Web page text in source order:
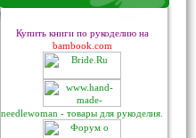
Купить книги по рукоделию на
bambook.com
needlewoman - товары для рукоделия.